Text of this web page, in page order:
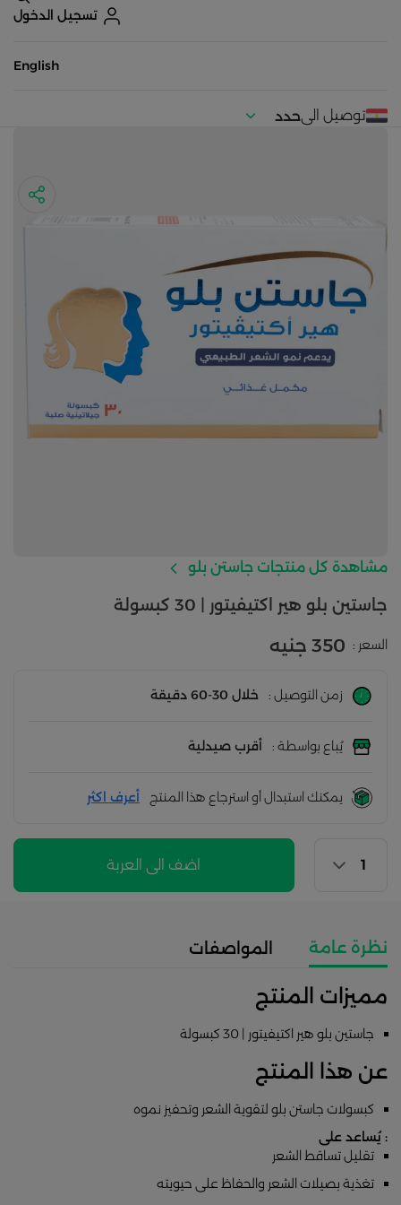
تسجيل الدخول
English
توصيل الىحدد
مشاهدة كل منتجات جاستن بلو
جاستين بلو هير اكتيفيتور | 30 كبسولة
السعر : 350 جنيه
زمن التوصيل : خلال 30-60 دقيقة
يُباع بواسطة : أقرب صيدلية
يمكنك استبدال أو استرجاع هذا المنتج أعرف اكثر
اضف الى العربة
نظرة عامة المواصفات
مميزات المنتج
جاستين بلو هير اكتيفيتور | 30 كبسولة
عن هذا المنتج
كبسولات جاستن بلو لتقوية الشعر وتحفيز نموه
: يُساعد على
تقليل تساقط الشعر
تغذية بصيلات الشعر والحفاظ على حيويته